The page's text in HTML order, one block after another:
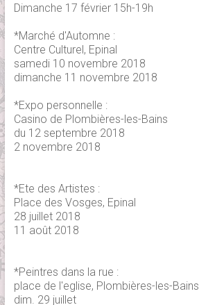
Dimanche 17 février 15h-19h
*Marché d'Automne :
Centre Culturel, Epinal
samedi 10 novembre 2018
dimanche 11 novembre 2018
*Expo personnelle :
Casino de Plombières-les-Bains
du 12 septembre 2018
2 novembre 2018
*Ete des Artistes :
Place des Vosges, Epinal
28 juillet 2018
11 août 2018
*Peintres dans la rue :
place de l'eglise, Plombières-les-Bains
dim. 29 juillet